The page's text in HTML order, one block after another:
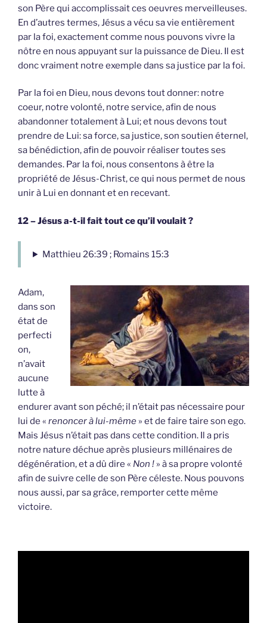
son Père qui accomplissait ces oeuvres merveilleuses.
En d’autres termes, Jésus a vécu sa vie entièrement
par la foi, exactement comme nous pouvons vivre la
nôtre en nous appuyant sur la puissance de Dieu. Il est
donc vraiment notre exemple dans sa justice par la foi.
Par la foi en Dieu, nous devons tout donner: notre
coeur, notre volonté, notre service, afin de nous
abandonner totalement à Lui; et nous devons tout
prendre de Lui: sa force, sa justice, son soutien éternel,
sa bénédiction, afin de pouvoir réaliser toutes ses
demandes. Par la foi, nous consentons à être la
propriété de Jésus-Christ, ce qui nous permet de nous
unir à Lui en donnant et en recevant.
12 – Jésus a-t-il fait tout ce qu’il voulait ?
Matthieu 26:39 ; Romains 15:3
Adam,
dans son
état de
perfecti
on,
n’avait
aucune
lutte à
endurer avant son péché; il n’était pas nécessaire pour
lui de « renoncer à lui-même » et de faire taire son ego.
Mais Jésus n’était pas dans cette condition. Il a pris
notre nature déchue après plusieurs millénaires de
dégénération, et a dû dire « Non ! » à sa propre volonté
afin de suivre celle de son Père céleste. Nous pouvons
nous aussi, par sa grâce, remporter cette même
victoire.